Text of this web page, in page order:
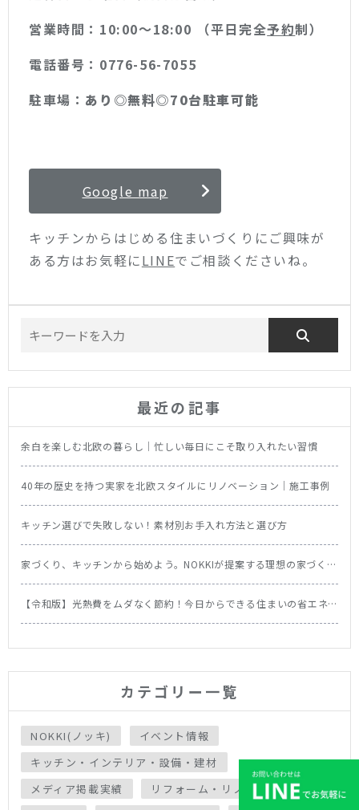
営業時間：10:00〜18:00 （平日完全予約制）
電話番号：0776-56-7055
駐車場： あり◎無料◎70台駐車可能
Google map
キッチンからはじめる住まいづくりにご興味が
ある方はお気軽にLINEでご相談くださいね。
最近の記事
余白を楽しむ北欧の暮らし｜忙しい毎日にこそ取り入れたい習慣
40年の歴史を持つ実家を北欧スタイルにリノベーション｜施工事例
キッチン選びで失敗しない！素材別お手入れ方法と選び方
家づくり、キッチンから始めよう。NOKKIが提案する理想の家づくり
【令和版】光熱費をムダなく節約！今日からできる住まいの省エネ
カテゴリー一覧
NOKKI(ノッキ)
イベント情報
キッチン・インテリア・設備・建材
メディア掲載実績
リフォーム・リノベーション